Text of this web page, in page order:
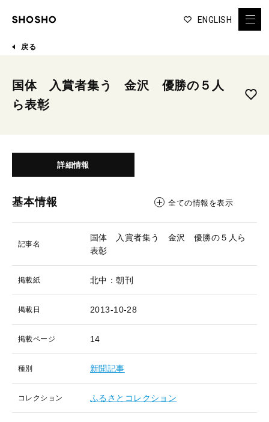
ENGLISH
戻る
国体 入賞者集う 金沢 優勝の５人
ら表彰
詳細情報
基本情報 全ての情報を表示
記事名
国体 入賞者集う 金沢 優勝の５人ら
表彰
掲載紙 北中：朝刊
掲載日 2013-10-28
掲載ページ 14
種別 新聞記事
コレクション ふるさとコレクション